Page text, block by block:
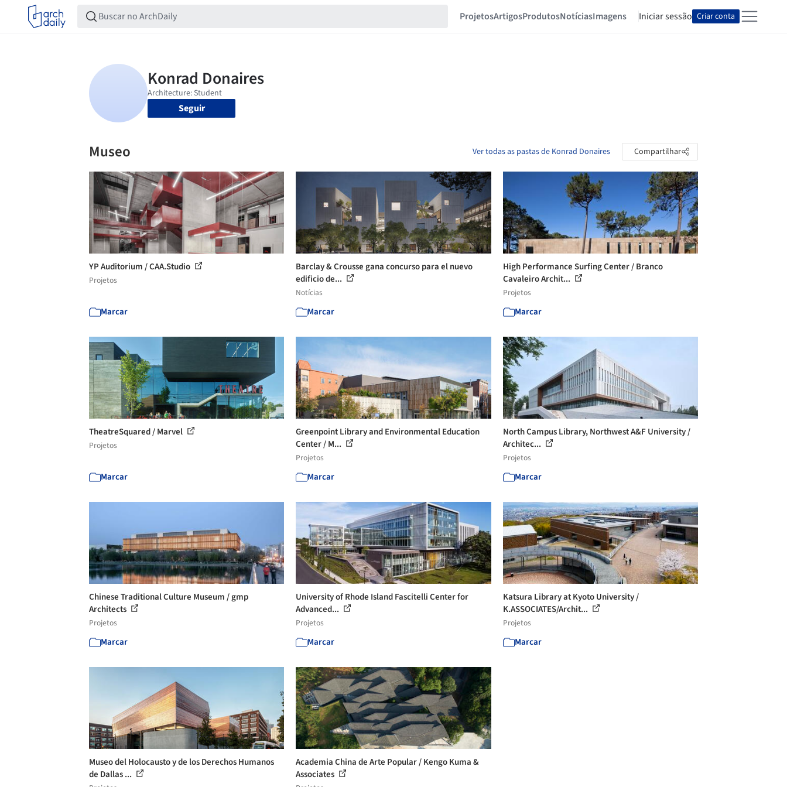
ProjetosArtigosProdutosNotíciasImagens Iniciar sessão Criar conta
Seguir
Museo Ver todas as pastas de Konrad Donaires Compartilhar
YP Auditorium / CAA.Studio
Projetos
Marcar
Barclay & Crousse gana concurso para el nuevo
edificio de...
Notícias
Marcar
High Performance Surfing Center / Branco
Cavaleiro Archit...
Projetos
Marcar
TheatreSquared / Marvel
Projetos
Marcar
Greenpoint Library and Environmental Education
Center / M...
Projetos
Marcar
North Campus Library, Northwest A&F University /
Architec...
Projetos
Marcar
Chinese Traditional Culture Museum / gmp
Architects
Projetos
Marcar
University of Rhode Island Fascitelli Center for
Advanced...
Projetos
Marcar
Katsura Library at Kyoto University /
K.ASSOCIATES/Archit...
Projetos
Marcar
Museo del Holocausto y de los Derechos Humanos
de Dallas ...
Academia China de Arte Popular / Kengo Kuma &
Associates